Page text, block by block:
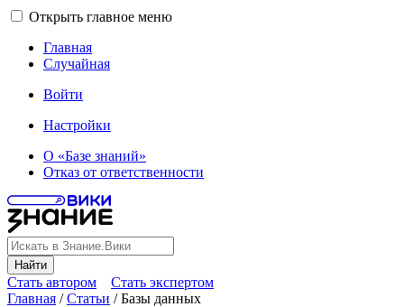
Открыть главное меню
Главная
Случайная
Войти
Настройки
О «Базе знаний»
Отказ от ответственности
Найти
Стать автором
Стать экспертом
Главная /Статьи /Базы данных